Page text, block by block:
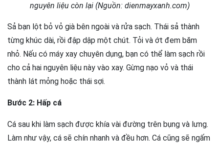
nguyên liệu còn lại (Nguồn: dienmayxanh.com)
Sả bạn lột bỏ vỏ già bên ngoài và rửa sạch. Thái sả thành
từng khúc dài, rồi đập dập một chút. Tỏi và ớt đem băm
nhỏ. Nếu có máy xay chuyên dụng, bạn có thể làm sạch rồi
cho cả hai nguyên liệu này vào xay. Gừng nạo vỏ và thái
thành lát mỏng hoặc thái sợi.
Bước 2: Hấp cá
Cá sau khi làm sạch được khía vài đường trên bụng và lưng.
Làm như vậy, cá sẽ chín nhanh và đều hơn. Cá cũng sẽ ngấm